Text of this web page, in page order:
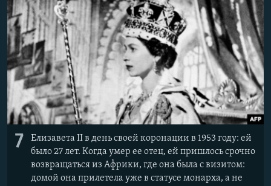
7
Елизавета II в день своей коронации в 1953 году: ей
было 27 лет. Когда умер ее отец, ей пришлось срочно
возвращаться из Африки, где она была с визитом:
домой она прилетела уже в статусе монарха, а не